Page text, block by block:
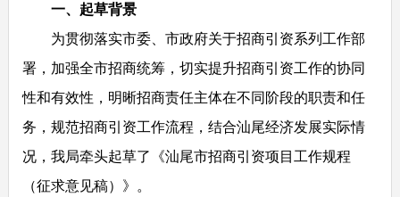
一、起草背景
为贯彻落实市委、市政府关于招商引资系列工作部
署，加强全市招商统筹，切实提升招商引资工作的协同
性和有效性，明晰招商责任主体在不同阶段的职责和任
务，规范招商引资工作流程，结合汕尾经济发展实际情
况，我局牵头起草了《汕尾市招商引资项目工作规程
（征求意见稿）》。